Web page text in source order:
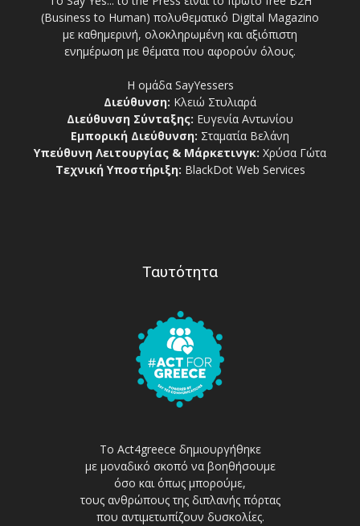
(Business to Human) πολυθεματικό Digital Magazino
με καθημερινή, ολοκληρωμένη και αξιόπιστη
ενημέρωση με θέματα που αφορούν όλους.
Η ομάδα SayYessers
Διεύθυνση: Κλειώ Στυλιαρά
Διεύθυνση Σύνταξης: Ευγενία Αντωνίου
Εμπορική Διεύθυνση: Σταματία Βελάνη
Υπεύθυνη Λειτουργίας & Μάρκετινγκ: Χρύσα Γώτα
Τεχνική Υποστήριξη: BlackDot Web Services
Ταυτότητα
Το Act4greece δημιουργήθηκε
με μοναδικό σκοπό να βοηθήσουμε
όσο και όπως μπορούμε,
τους ανθρώπους της διπλανής πόρτας
που αντιμετωπίζουν δυσκολίες.